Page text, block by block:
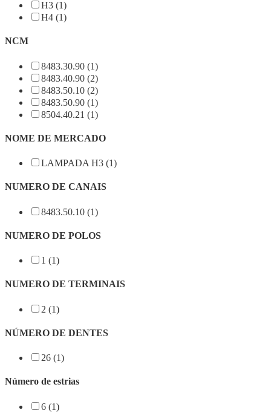
H3 (1)
H4 (1)
NCM
8483.30.90 (1)
8483.40.90 (2)
8483.50.10 (2)
8483.50.90 (1)
8504.40.21 (1)
NOME DE MERCADO
LAMPADA H3 (1)
NUMERO DE CANAIS
8483.50.10 (1)
NUMERO DE POLOS
1 (1)
NUMERO DE TERMINAIS
2 (1)
NÚMERO DE DENTES
26 (1)
Número de estrias
6 (1)